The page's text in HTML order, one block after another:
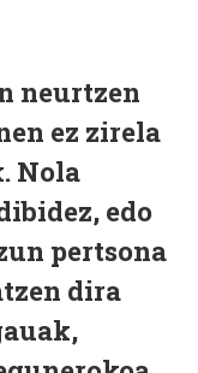
neurtzen
ez zirela
Nola
edo
pertsona
dira